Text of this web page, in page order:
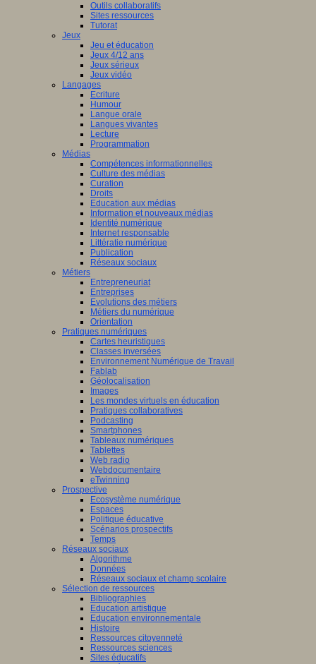
Outils collaboratifs
Sites ressources
Tutorat
Jeux
Jeu et éducation
Jeux 4/12 ans
Jeux sérieux
Jeux vidéo
Langages
Ecriture
Humour
Langue orale
Langues vivantes
Lecture
Programmation
Médias
Compétences informationnelles
Culture des médias
Curation
Droits
Education aux médias
Information et nouveaux médias
Identité numérique
Internet responsable
Littératie numérique
Publication
Réseaux sociaux
Métiers
Entrepreneuriat
Entreprises
Evolutions des métiers
Métiers du numérique
Orientation
Pratiques numériques
Cartes heuristiques
Classes inversées
Environnement Numérique de Travail
Fablab
Géolocalisation
Images
Les mondes virtuels en éducation
Pratiques collaboratives
Podcasting
Smartphones
Tableaux numériques
Tablettes
Web radio
Webdocumentaire
eTwinning
Prospective
Ecosystème numérique
Espaces
Politique éducative
Scénarios prospectifs
Temps
Réseaux sociaux
Algorithme
Données
Réseaux sociaux et champ scolaire
Sélection de ressources
Bibliographies
Education artistique
Education environnementale
Histoire
Ressources citoyenneté
Ressources sciences
Sites éducatifs